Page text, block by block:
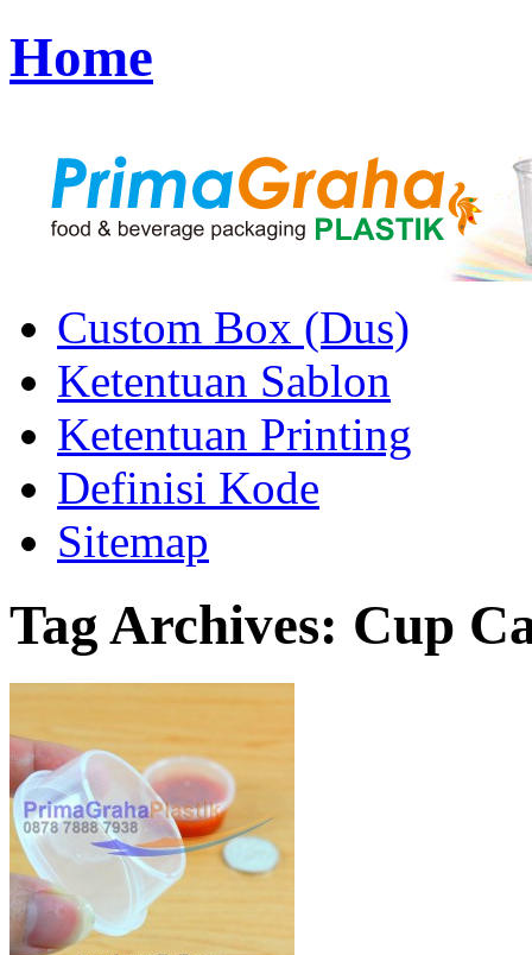
Home
Custom Box (Dus)
Ketentuan Sablon
Ketentuan Printing
Definisi Kode
Sitemap
Tag Archives: Cup